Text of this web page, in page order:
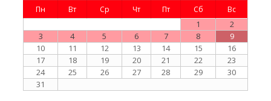
Пн Вт Ср Чт Пт Сб Вс
1
2
3
4 5 6 7 8
9
10
11 12 13 14 15
16
17
18 19 20 21 22
23
24
25 26 27 28 29
30
31